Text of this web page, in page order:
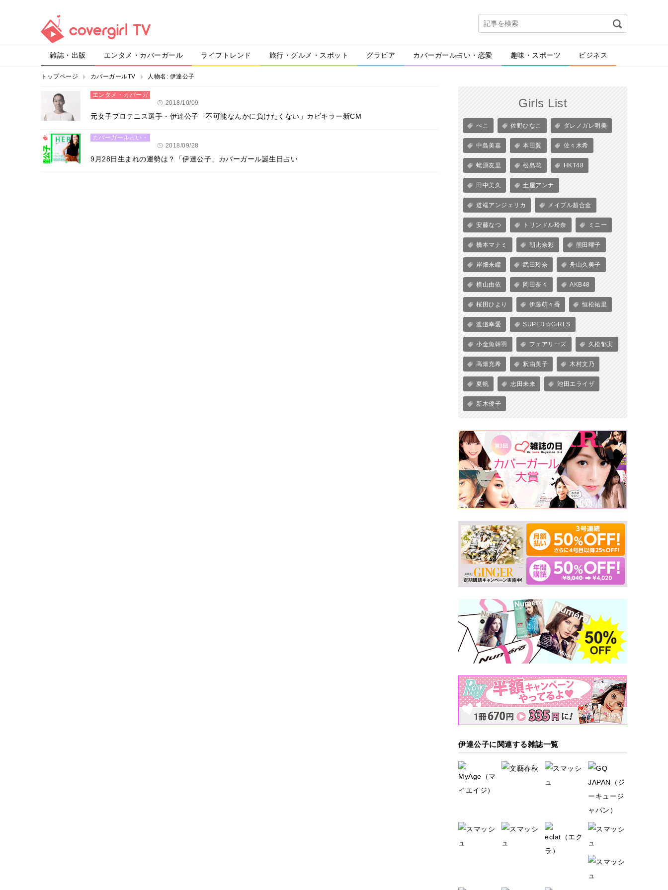
雑誌・出版 エンタメ・カバーガール ライフトレンド 旅行・グルメ・スポット グラビア カバーガール占い・恋愛 趣味・スポーツ ビジネス
トップページ カバーガールTV 人物名: 伊達公子
エンタメ・カバーガ
2018/10/09
元女子プロテニス選手・伊達公子「不可能なんかに負けたくない」カビキラー新CM
カバーガール占い・
2018/09/28
9月28日生まれの運勢は？「伊達公子」カバーガール誕生日占い
Girls List
ぺこ 佐野ひなこ ダレノガレ明美
中島美嘉 本田翼 佐々木希
蛯原友里 松島花 HKT48
田中美久 土屋アンナ
道端アンジェリカ メイプル超合金
安藤なつ トリンドル玲奈 ミニー
橋本マナミ 朝比奈彩 熊田曜子
岸畑来瞳 武田玲奈 舟山久美子
横山由依 岡田奈々 AKB48
桜田ひより 伊藤萌々香 恒松祐里
渡邉幸愛 SUPER☆GiRLS
小金魚韓羽 フェアリーズ 久松郁実
高畑充希 釈由美子 木村文乃
夏帆 志田未来 池田エライザ
新木優子
伊達公子に関連する雑誌一覧